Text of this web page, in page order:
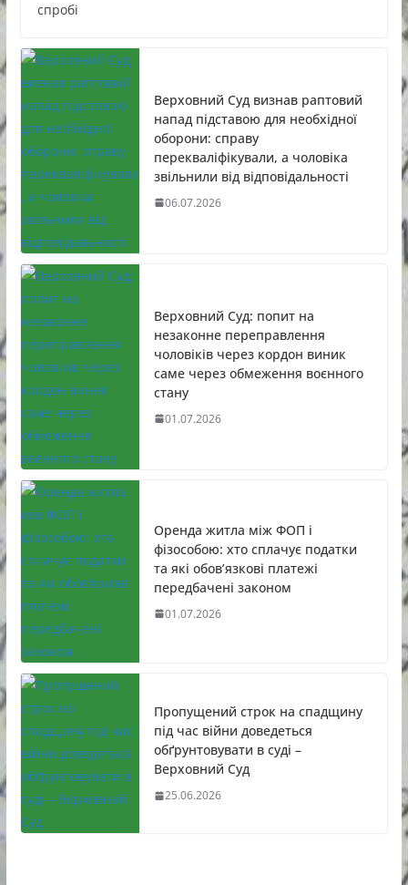
спробі
Верховний Суд визнав раптовий
напад підставою для необхідної
оборони: справу
перекваліфікували, а чоловіка
звільнили від відповідальності
06.07.2026
Верховний Суд: попит на
незаконне переправлення
чоловіків через кордон виник
саме через обмеження воєнного
стану
01.07.2026
Оренда житла між ФОП і
фізособою: хто сплачує податки
та які обов’язкові платежі
передбачені законом
01.07.2026
Пропущений строк на спадщину
під час війни доведеться
обґрунтовувати в суді –
Верховний Суд
25.06.2026